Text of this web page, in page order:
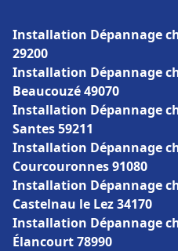
Installation Dépannage
29200
Installation Dépannage
Beaucouzé 49070
Installation Dépannage
Santes 59211
Installation Dépannage
Courcouronnes 91080
Installation Dépannage
Castelnau le Lez 34170
Installation Dépannage
Élancourt 78990